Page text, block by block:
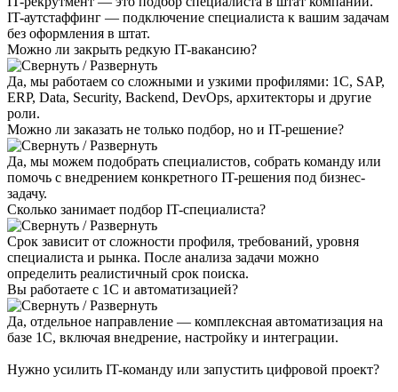
IT-аутстаффинг — подключение специалиста к вашим задачам
без оформления в штат.
Можно ли закрыть редкую IT-вакансию?
Да, мы работаем со сложными и узкими профилями: 1С, SAP,
ERP, Data, Security, Backend, DevOps, архитекторы и другие
роли.
Можно ли заказать не только подбор, но и IT-решение?
Да, мы можем подобрать специалистов, собрать команду или
помочь с внедрением конкретного IT-решения под бизнес-
задачу.
Сколько занимает подбор IT-специалиста?
Срок зависит от сложности профиля, требований, уровня
специалиста и рынка. После анализа задачи можно
определить реалистичный срок поиска.
Вы работаете с 1С и автоматизацией?
Да, отдельное направление — комплексная автоматизация на
базе 1С, включая внедрение, настройку и интеграции.
Нужно усилить IT-команду или запустить цифровой проект?